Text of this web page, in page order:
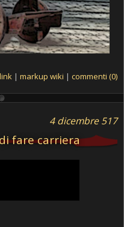
| markup wiki | commenti (0)
4 dicembre 517
fare carriera